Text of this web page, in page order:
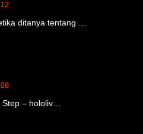
ditanya tentang …
Step – hololiv…